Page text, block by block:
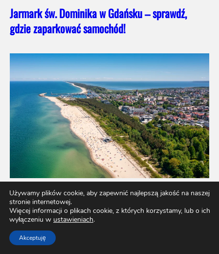
Jarmark św. Dominika w Gdańsku – sprawdź,
gdzie zaparkować samochód!
Władysławowo – przepis na udane wakacje nad
Bałtykiem
Używamy plików cookie, aby zapewnić najlepszą jakość na naszej
stronie internetowej.
Więcej informacji o plikach cookie, z których korzystamy, lub o ich
wyłączeniu w ustawieniach.
Akceptuję